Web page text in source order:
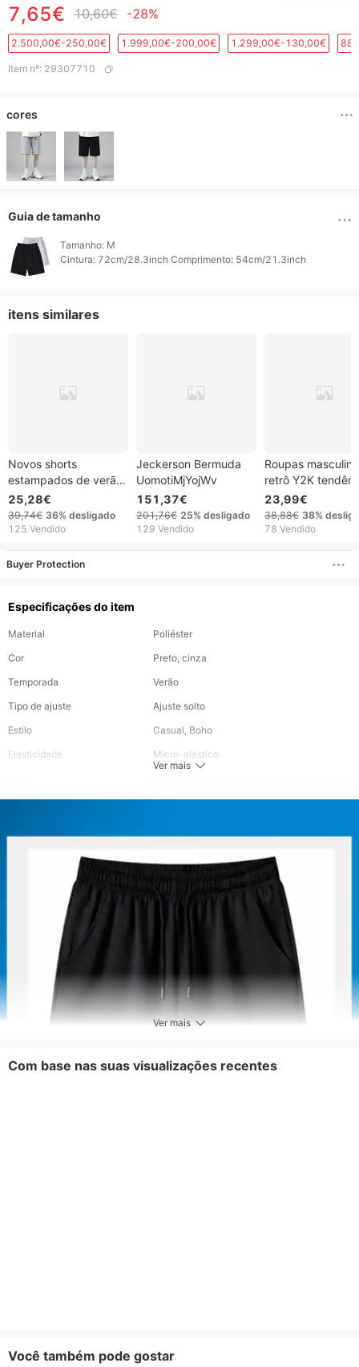
7,65€ 10,60€ -28%
2.500,00€-250,00€ 1.999,00€-200,00€ 1.299,00€-130,00€
Item nº: 29307710
cores
Guia de tamanho
Tamanho: M
itens similares
Novos shorts
estampados de verão
para homens, shorts
de seda gelada,
calças casuais de
calças de praia da
25,28€
39,74€ 36% desligado
125 Vendido
Jeckerson Bermuda
UomotiMjYojWv
151,37€
201,76€ 25% desligado
129 Vendido
Roupas
retrô Y2K
de rua hip-hop
cintura elástica
cor sólida shorts
23,99€
38,88€ 38%
78 Vendido
Buyer Protection
Especificações do item
Material
Poliéster
Cor
Preto, cinza
Temporada
Verão
Tipo de ajuste
Ajuste solto
Estilo
Casual, Boho
Elasticidade
Micro-elástico
Tipo de calça
Calças largas
Ver mais
Ver mais
Com base nas suas visualizações recentes
Você também pode gostar